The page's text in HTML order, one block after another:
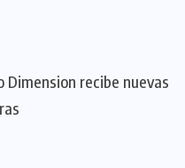
Dimension recibe nuevas